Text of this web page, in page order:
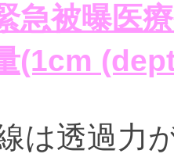
急被曝医
(1cm
は透過力